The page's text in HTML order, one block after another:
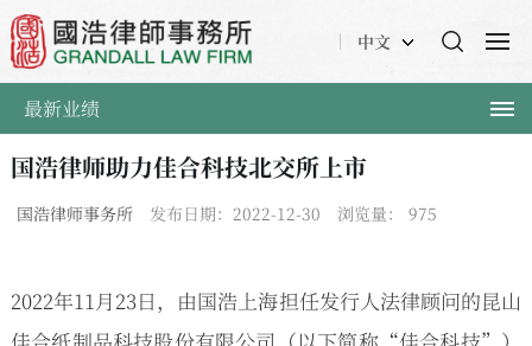
中文
最新业绩
国浩律师助力佳合科技北交所上市
国浩律师事务所 发布日期：2022-12-30 浏览量： 975
2022年11月23日，由国浩上海担任发行人法律顾问的昆山